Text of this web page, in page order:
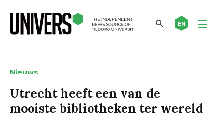
EN
Nieuws
Utrecht heeft een van de
mooiste bibliotheken ter wereld